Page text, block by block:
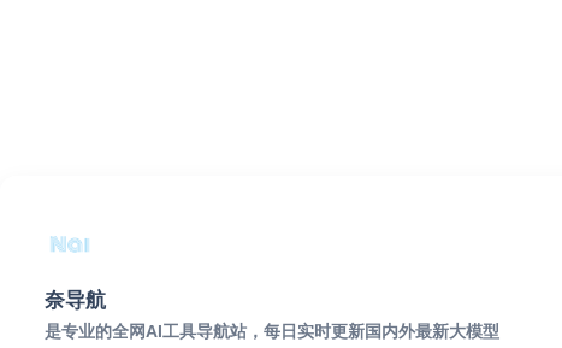
奈导航
是专业的全网AI工具导航站，每日实时更新国内外最新大模型